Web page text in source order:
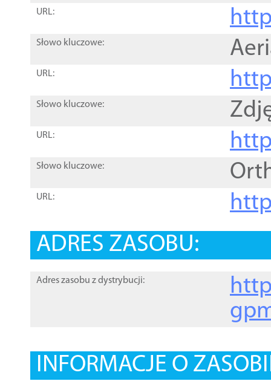
URL:
Słowo kluczowe:
URL:
Słowo kluczowe:
URL:
Słowo kluczowe:
URL:
ADRES ZASOBU:
Adres zasobu z dystrybucji:
INFORMACJE O